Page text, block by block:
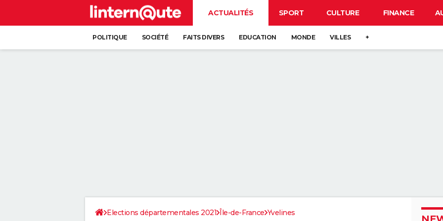
ACTUALITÉS SPORT CULTURE FINANCE
POLITIQUE SOCIÉTÉ FAITS DIVERS EDUCATION MONDE VILLES +
Elections départementales 2021 Île-de-France Yvelines